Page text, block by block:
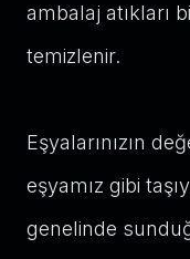
ambalaj atıkları
temizlenir.
Eşyalarınızın
eşyamız gibi
genelinde